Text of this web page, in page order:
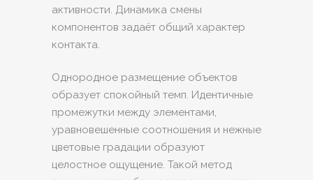
активности. Динамика смены
компонентов задаёт общий характер
контакта.
Однородное размещение объектов
образует спокойный темп. Идентичные
промежутки между элементами,
уравновешенные соотношения и нежные
цветовые градации образуют
целостное ощущение. Такой метод